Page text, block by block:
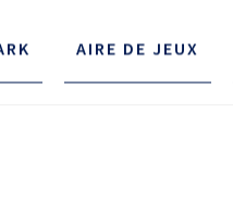
AIRE DE JEUX